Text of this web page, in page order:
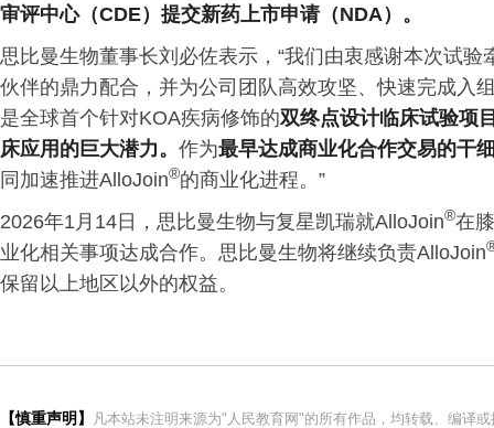
审评中心（CDE）提交新药上市申请（NDA）。
思比曼生物董事长刘必佐表示，“我们由衷感谢本次试
伙伴的鼎力配合，并为公司团队高效攻坚、快速完成入
是全球首个针对KOA疾病修饰的双终点设计临床试验项
床应用的巨大潜力。 作为最早达成商业化合作交易的干
同加速推进AlloJoin®的商业化进程。”
2026年1月14日，思比曼生物与复星凯瑞就AlloJoin®在
业化相关事项达成合作。思比曼生物将继续负责AlloJoin
保留以上地区以外的权益。
【慎重声明】
凡本站未注明来源为"人民教育网"的所有作品，均转载、编译